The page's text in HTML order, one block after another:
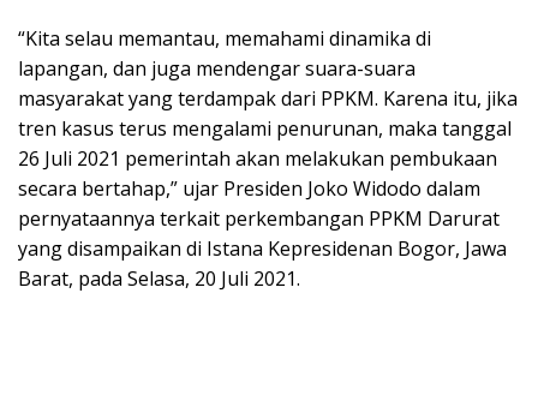
“Kita selau memantau, memahami dinamika di
lapangan, dan juga mendengar suara-suara
masyarakat yang terdampak dari PPKM. Karena itu, jika
tren kasus terus mengalami penurunan, maka tanggal
26 Juli 2021 pemerintah akan melakukan pembukaan
secara bertahap,” ujar Presiden Joko Widodo dalam
pernyataannya terkait perkembangan PPKM Darurat
yang disampaikan di Istana Kepresidenan Bogor, Jawa
Barat, pada Selasa, 20 Juli 2021.